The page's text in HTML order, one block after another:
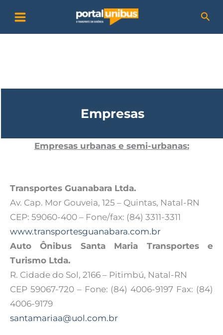
para
o
Empresas
Empresas urbanas e semi-urbanas:
Transportes Guanabara Ltda.
Av. Cap. Mor Gouveia, 125 – Quintas, Natal-RN
CEP: 59060-400 – Fone/fax: (84) 3311-3311
www.transportesguanabara.com.br
Auto Ônibus Santa Maria Transportes e
Turismo Ltda.
R. Cidade do Sol, 2166 – Pitimbú, Natal-RN
CEP 59067-720 – Fone: (84) 4006-9197 Fax: (84)
4006-9179
santamariaa@uol.com.br